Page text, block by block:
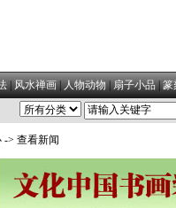
|风水禅画|人物动物|扇子小品|篆
-> 查看新闻